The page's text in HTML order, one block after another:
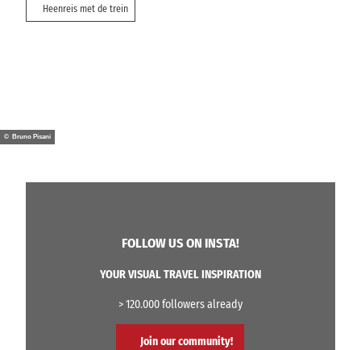
Heenreis met de trein
© Bruno Pisani
FOLLOW US ON INSTA!
YOUR VISUAL TRAVEL INSPIRATION
> 120.000 followers already
Join our community!